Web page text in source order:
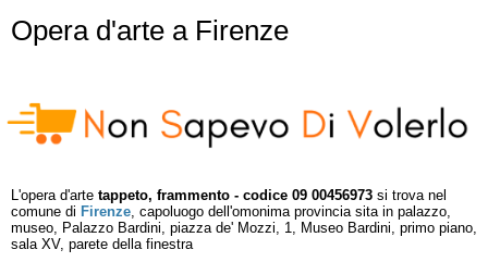
Opera d'arte a Firenze
L'opera d'arte tappeto, frammento - codice 09 00456973 si trova nel
comune di Firenze, capoluogo dell'omonima provincia sita in palazzo,
museo, Palazzo Bardini, piazza de' Mozzi, 1, Museo Bardini, primo piano,
sala XV, parete della finestra